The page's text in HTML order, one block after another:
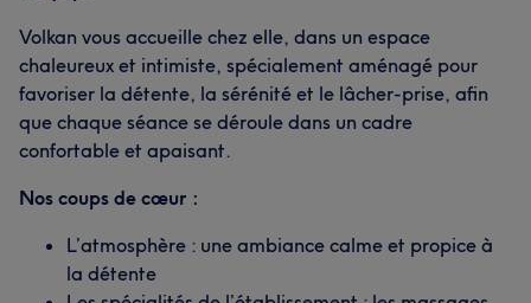
Volkan vous accueille chez elle, dans un espace
chaleureux et intimiste, spécialement aménagé pour
favoriser la détente, la sérénité et le lâcher-prise, afin
que chaque séance se déroule dans un cadre
confortable et apaisant.
Nos coups de cœur :
L’atmosphère : une ambiance calme et propice à
la détente